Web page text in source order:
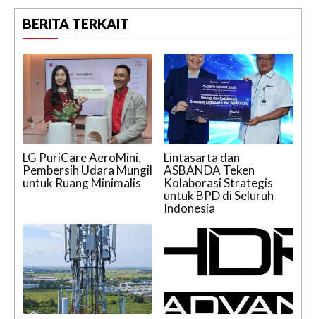
BERITA TERKAIT
LG PuriCare AeroMini,
Pembersih Udara Mungil
untuk Ruang Minimalis
Lintasarta dan
ASBANDA Teken
Kolaborasi Strategis
untuk BPD di Seluruh
Indonesia